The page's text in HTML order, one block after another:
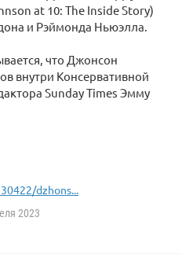
at 10: The Inside Story)
и Рэймонда Ньюэлла.
что Джонсон
внутри Консервативной
Sunday Times Эмму
dzhons...
2023